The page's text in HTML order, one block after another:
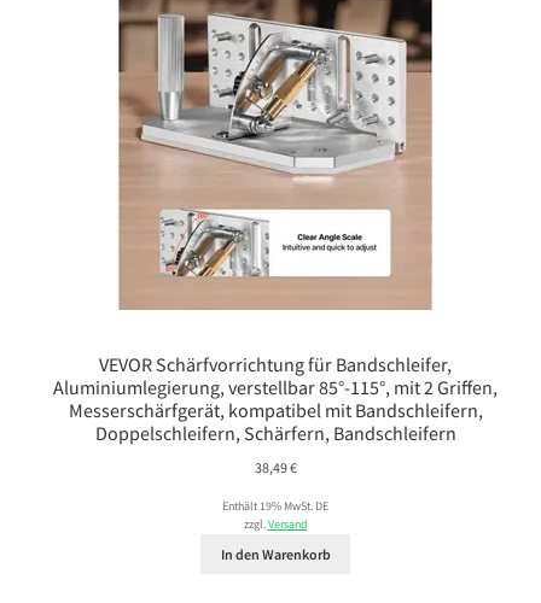
VEVOR Schärfvorrichtung für Bandschleifer,
Aluminiumlegierung, verstellbar 85°-115°, mit 2 Griffen,
Messerschärfgerät, kompatibel mit Bandschleifern,
Doppelschleifern, Schärfern, Bandschleifern
38,49€
Enthält 19% MwSt. DE
zzgl.Versand
In den Warenkorb